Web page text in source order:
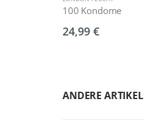
100 Kondome
24,99 €
ANDERE